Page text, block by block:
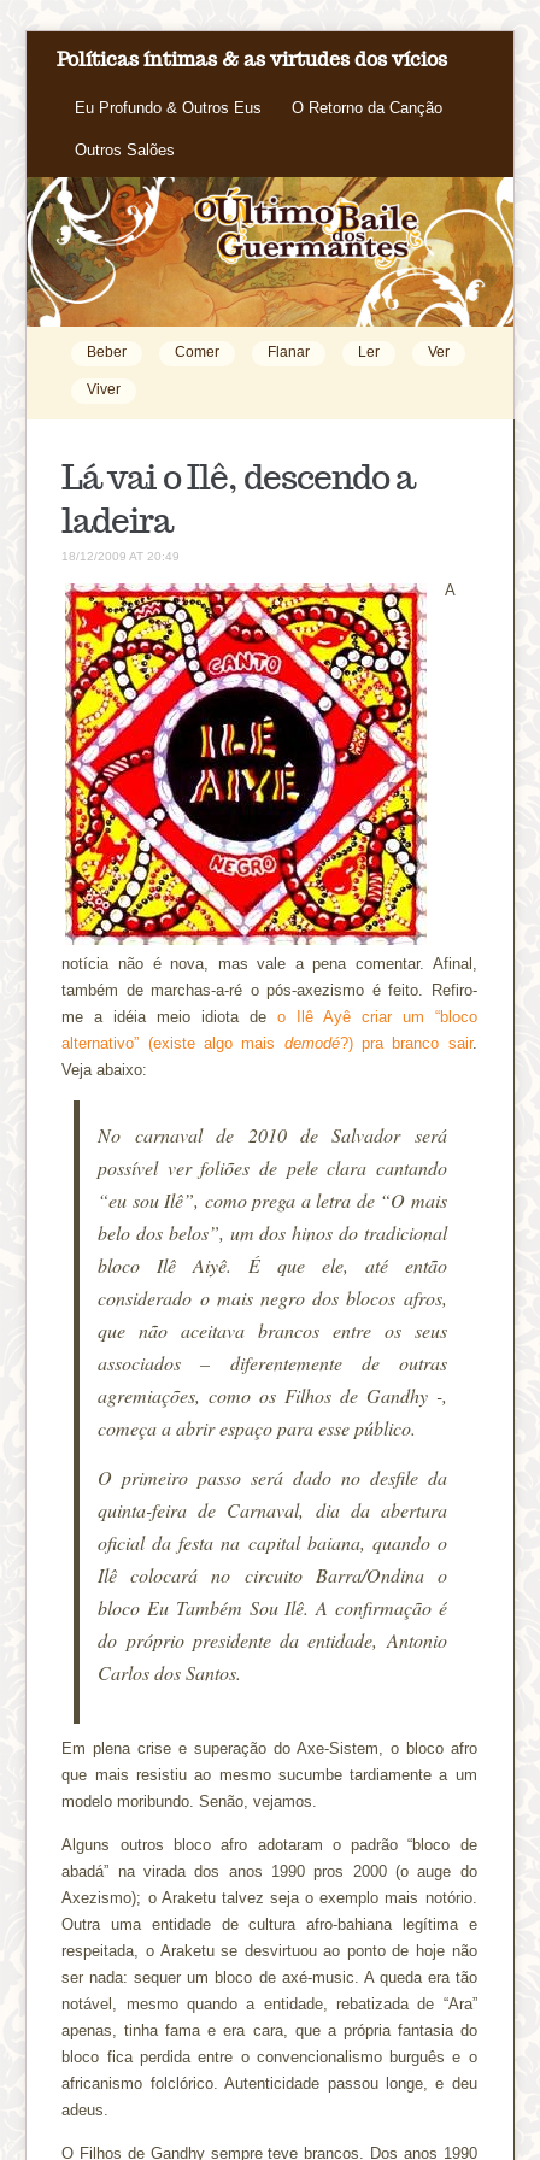
Políticas íntimas & as virtudes dos vícios
Eu Profundo & Outros Eus O Retorno da Canção
Outros Salões
Beber Comer Flanar Ler Ver
Viver
Lá vai o Ilê, descendo a
ladeira
18/12/2009 AT 20:49
A
notícia não é nova, mas vale a pena comentar. Afinal,
também de marchas-a-ré o pós-axezismo é feito. Refiro-
me a idéia meio idiota de o Ilê Ayê criar um “bloco
alternativo” (existe algo mais demodé?) pra branco sair.
Veja abaixo:
No carnaval de 2010 de Salvador será
possível ver foliões de pele clara cantando
“eu sou Ilê”, como prega a letra de “O mais
belo dos belos”, um dos hinos do tradicional
bloco Ilê Aiyê. É que ele, até então
considerado o mais negro dos blocos afros,
que não aceitava brancos entre os seus
associados – diferentemente de outras
agremiações, como os Filhos de Gandhy -,
começa a abrir espaço para esse público.
O primeiro passo será dado no desfile da
quinta-feira de Carnaval, dia da abertura
oficial da festa na capital baiana, quando o
Ilê colocará no circuito Barra/Ondina o
bloco Eu Também Sou Ilê. A confirmação é
do próprio presidente da entidade, Antonio
Carlos dos Santos.
Em plena crise e superação do Axe-Sistem, o bloco afro
que mais resistiu ao mesmo sucumbe tardiamente a um
modelo moribundo. Senão, vejamos.
Alguns outros bloco afro adotaram o padrão “bloco de
abadá” na virada dos anos 1990 pros 2000 (o auge do
Axezismo); o Araketu talvez seja o exemplo mais notório.
Outra uma entidade de cultura afro-bahiana legítima e
respeitada, o Araketu se desvirtuou ao ponto de hoje não
ser nada: sequer um bloco de axé-music. A queda era tão
notável, mesmo quando a entidade, rebatizada de “Ara”
apenas, tinha fama e era cara, que a própria fantasia do
bloco fica perdida entre o convencionalismo burguês e o
africanismo folclórico. Autenticidade passou longe, e deu
adeus.
O Filhos de Gandhy sempre teve brancos. Dos anos 1990